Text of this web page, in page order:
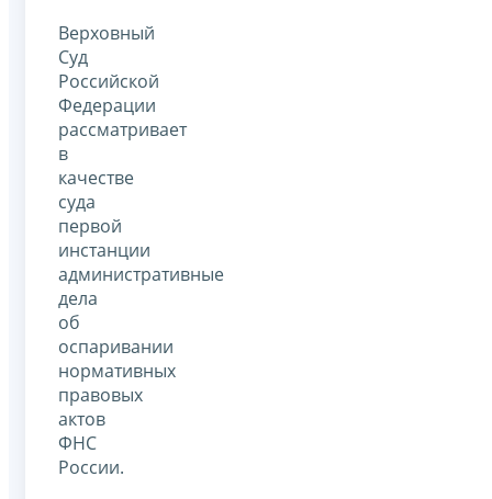
Верховный
Суд
Российской
Федерации
рассматривает
в
качестве
суда
первой
инстанции
административные
дела
об
оспаривании
нормативных
правовых
актов
ФНС
России.